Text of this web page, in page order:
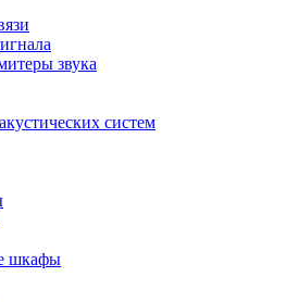
звука
систем
шкафы